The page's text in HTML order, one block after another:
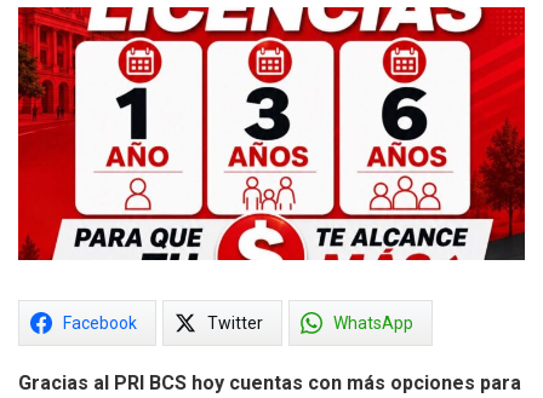
Facebook Twitter WhatsApp
Gracias al PRI BCS hoy cuentas con más opciones para